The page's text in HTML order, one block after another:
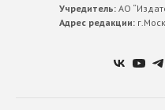
Учредитель:АО
Адрес редакции: